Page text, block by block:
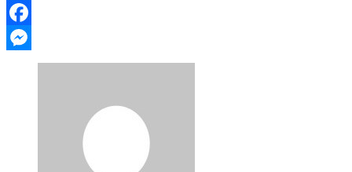
WhatsApp
Facebook
Messenger